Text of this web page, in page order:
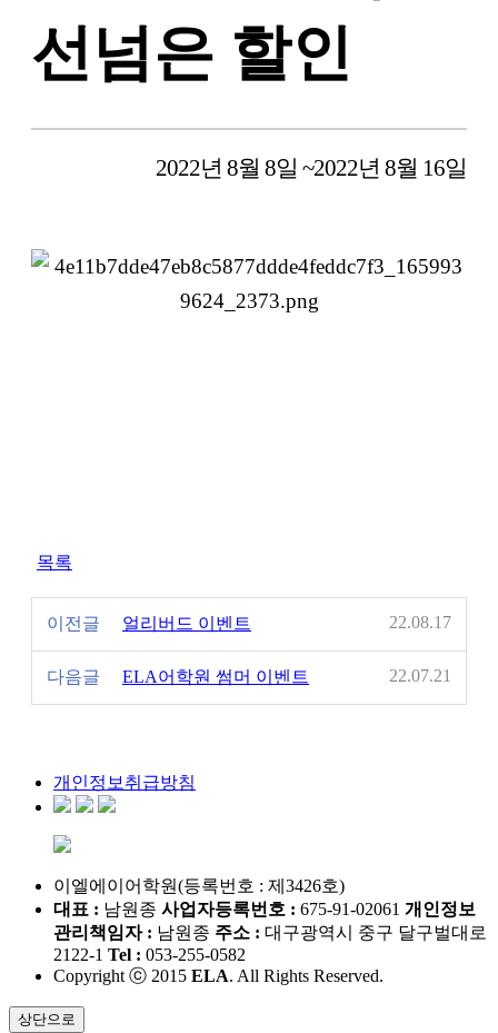
선넘은 할인
2022년 8월 8일 ~2022년 8월 16일
목록
이전글 얼리버드 이벤트 22.08.17
다음글 ELA어학원 썸머 이벤트 22.07.21
개인정보취급방침
이엘에이어학원(등록번호 : 제3426호)
대표 : 남원종 사업자등록번호 : 675-91-02061 개인정보
관리책임자 : 남원종 주소 : 대구광역시 중구 달구벌대로
2122-1 Tel : 053-255-0582
Copyright ⓒ 2015 ELA. All Rights Reserved.
상단으로